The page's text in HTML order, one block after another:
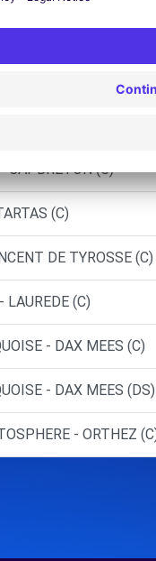
CAPBRETON (C)
(C)
DE TYROSSE (C)
(C)
- DAX MEES (C)
- DAX MEES (DS)
- ORTHEZ